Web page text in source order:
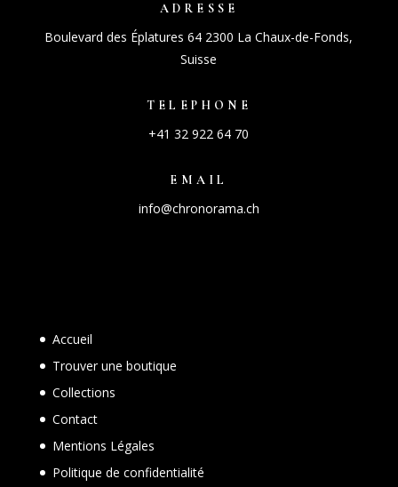
ADRESSE
Boulevard des Éplatures 64 2300 La Chaux-de-Fonds,
Suisse
TELEPHONE
+41 32 922 64 70
EMAIL
info@chronorama.ch
Accueil
Trouver une boutique
Collections
Contact
Mentions Légales
Politique de confidentialité